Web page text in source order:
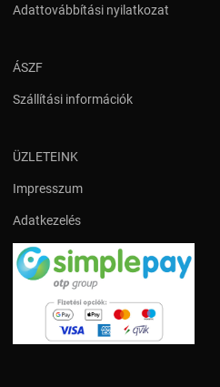
Adattovábbítási nyilatkozat
ÁSZF
Szállítási információk
ÜZLETEINK
Impresszum
Adatkezelés